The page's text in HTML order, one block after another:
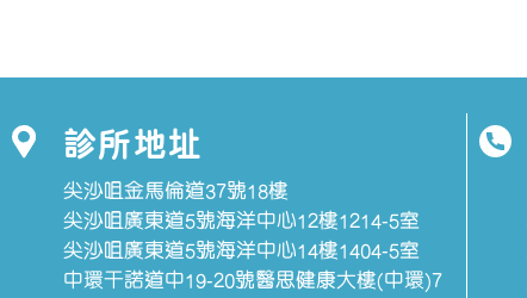
診所地址
尖沙咀金馬倫道37號18樓
尖沙咀廣東道5號海洋中心12樓1214-5室
尖沙咀廣東道5號海洋中心14樓1404-5室
中環干諾道中19-20號醫思健康大樓(中環)7